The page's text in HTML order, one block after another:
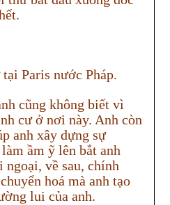
Paris nước Pháp.
cũng không biết vì
cư ở nơi này. Anh còn
anh xây dựng sự
ầm ỹ lên bắt anh
ngoại, về sau, chính
hoá mà anh tạo
lui của anh.